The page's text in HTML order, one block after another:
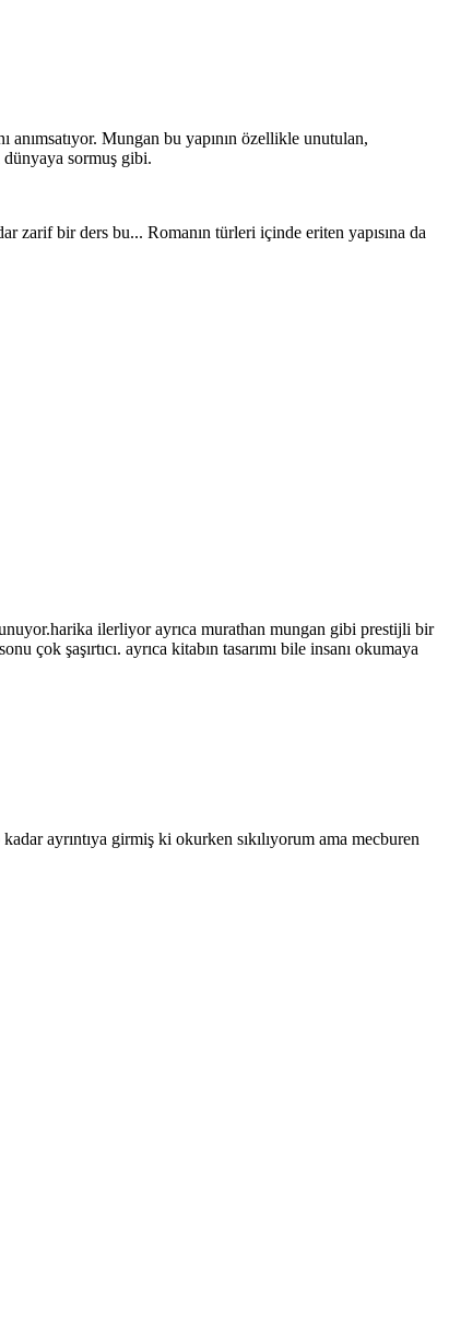
Mungan bu yapının özellikle unutulan,
sormuş gibi.
zarif bir ders bu... Romanın türleri içinde eriten yapısına da
ilerliyor ayrıca murathan mungan gibi prestijli bir
çok şaşırtıcı. ayrıca kitabın tasarımı bile insanı okumaya
ayrıntıya girmiş ki okurken sıkılıyorum ama mecburen